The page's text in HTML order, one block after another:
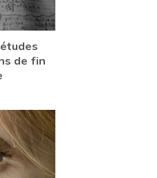
de fin